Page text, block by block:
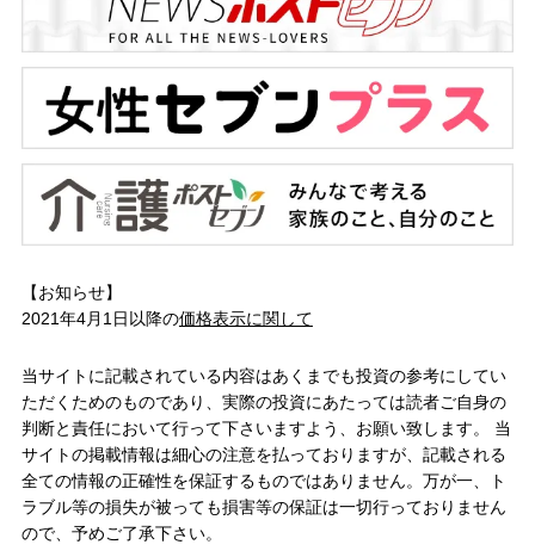
【お知らせ】
2021年4月1日以降の価格表示に関して
当サイトに記載されている内容はあくまでも投資の参考にしてい
ただくためのものであり、実際の投資にあたっては読者ご自身の
判断と責任において行って下さいますよう、お願い致します。 当
サイトの掲載情報は細心の注意を払っておりますが、記載される
全ての情報の正確性を保証するものではありません。万が一、ト
ラブル等の損失が被っても損害等の保証は一切行っておりません
ので、予めご了承下さい。